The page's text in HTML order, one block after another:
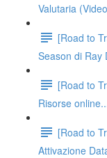
Valutaria
[Road to
Season di Ray
[Road to
Risorse
[Road to
Attivazione